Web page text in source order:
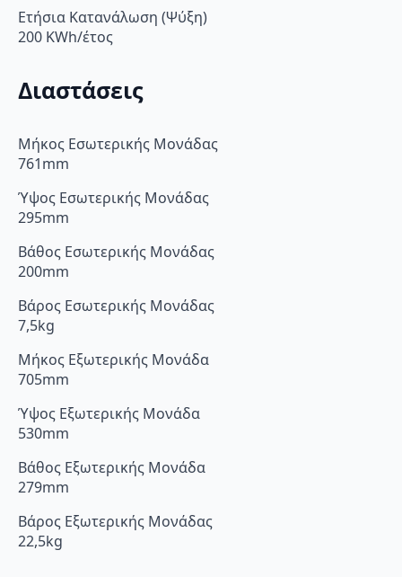
Ετήσια Κατανάλωση (Ψύξη)
200 KWh/έτος
Διαστάσεις
Μήκος Εσωτερικής Μονάδας
761mm
Ύψος Εσωτερικής Μονάδας
295mm
Βάθος Εσωτερικής Μονάδας
200mm
Βάρος Εσωτερικής Μονάδας
7,5kg
Μήκος Εξωτερικής Μονάδα
705mm
Ύψος Εξωτερικής Μονάδα
530mm
Βάθος Εξωτερικής Μονάδα
279mm
Βάρος Εξωτερικής Μονάδας
22,5kg